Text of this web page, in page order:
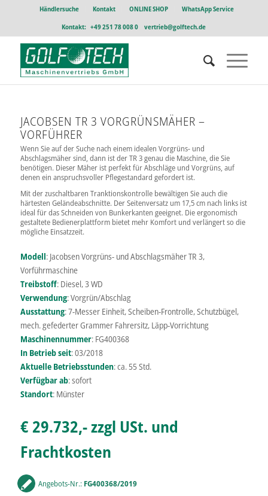
Händlersuche Kontakt ONLINE SHOP
WhatsApp Service
Kontakt: +49 251 78 008 0 vertrieb@golftech.de
JACOBSEN TR 3 VORGRÜNSMÄHER –
VORFÜHRER
Wenn Sie auf der Suche nach einem idealen Vorgrüns- und
Abschlagsmäher sind, dann ist der TR 3 genau die Maschine, die Sie
benötigen. Dieser Mäher ist perfekt für Abschläge und Vorgrüns, auf
denen ein anspruchsvoller Pflegestandard gefordert ist.
Mit der zuschaltbaren Tranktionskontrolle bewältigen Sie auch die
härtesten Geländeabschnitte. Der Seitenversatz um 17,5 cm nach links ist
ideal für das Schneiden von Bunkerkanten geeignet. Die ergonomisch
gestaltete Bedienerplattform bietet mehr Komfort und verlängert so die
mögliche Einsatzzeit.
Modell: Jacobsen Vorgrüns- und Abschlagsmäher TR 3,
Vorführmaschine
Treibstoff: Diesel, 3 WD
Verwendung: Vorgrün/Abschlag
Ausstattung: 7-Messer Einheit, Scheiben-Frontrolle, Schutzbügel,
mech. gefederter Grammer Fahrersitz, Läpp-Vorrichtung
Maschinennummer: FG400368
In Betrieb seit: 03/2018
Aktuelle Betriebsstunden: ca. 55 Std.
Verfügbar ab: sofort
Standort: Münster
€ 29.732,- zzgl USt. und
Frachtkosten
Angebots-Nr.: FG400368/2019